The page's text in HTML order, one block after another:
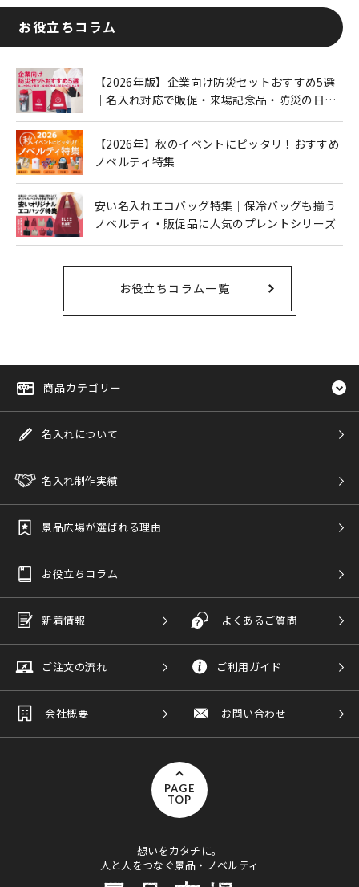
お役立ちコラム
【2026年版】企業向け防災セットおすすめ5選
｜名入れ対応で販促・来場記念品・防災の日に
【2026年】秋のイベントにピッタリ！おすすめ
ノベルティ特集
安い名入れエコバッグ特集｜保冷バッグも揃う
ノベルティ・販促品に人気のプレントシリーズ
お役立ちコラム一覧
商品カテゴリー
名入れについて
名入れ制作実績
景品広場が選ばれる理由
お役立ちコラム
新着情報 よくあるご質問
ご注文の流れ ご利用ガイド
会社概要 お問い合わせ
PAGE
TOP
想いをカタチに。
人と人をつなぐ景品・ノベルティ